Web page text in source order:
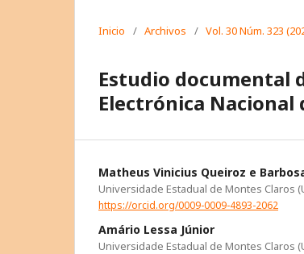
Inicio / Archivos / Vol. 30 Núm. 323
Estudio documental
Electrónica Nacional
Matheus Vinicius Queiroz e
Universidade Estadual de Montes Claros
https://orcid.org/0009-0009-4893-2062
Amário Lessa Júnior
Universidade Estadual de Montes Claros